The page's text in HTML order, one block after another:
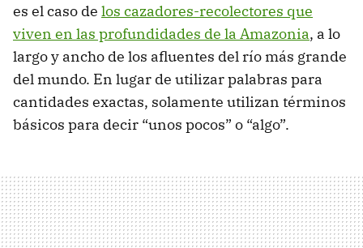
es el caso de los cazadores-recolectores que
viven en las profundidades de la Amazonia, a lo
largo y ancho de los afluentes del río más grande
del mundo. En lugar de utilizar palabras para
cantidades exactas, solamente utilizan términos
básicos para decir “unos pocos” o “algo”.